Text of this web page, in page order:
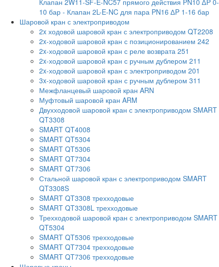
10 бар - Клапан 2L-E-NC для пара PN16 ∆P 1-16 бар
Шаровой кран с электроприводом
2x ходовой шаровой кран с электроприводом QT2208
2x-ходовой шаровой кран с позиционированием 242
2x-ходовой шаровой кран с реле возврата 251
2x-ходовой шаровой кран с ручным дублером 211
2x-ходовой шаровой кран с электроприводом 201
3x-ходовой шаровой кран с ручным дублером 311
Межфланцевый шаровой кран ARN
Муфтовый шаровой кран ARM
Двухходовой шаровой кран с электроприводом SMART
QT3308
SMART QT4008
SMART QT5304
SMART QT5306
SMART QT7304
SMART QT7306
Стальной шаровой кран с электроприводом SMART
QT3308S
SMART QT3308 трехходовые
SMART QT3308L трехходовые
Трехходовой шаровой кран с электроприводом SMART
QT5304
SMART QT5306 трехходовые
SMART QT7304 трехходовые
SMART QT7306 трехходовые